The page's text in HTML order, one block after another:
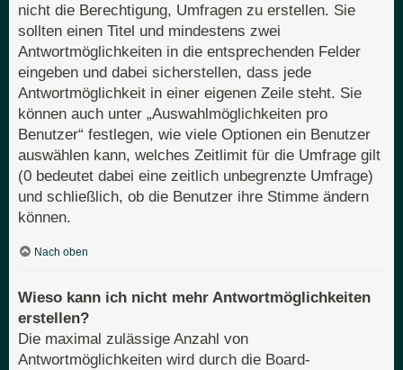
nicht die Berechtigung, Umfragen zu erstellen. Sie
sollten einen Titel und mindestens zwei
Antwortmöglichkeiten in die entsprechenden Felder
eingeben und dabei sicherstellen, dass jede
Antwortmöglichkeit in einer eigenen Zeile steht. Sie
können auch unter „Auswahlmöglichkeiten pro
Benutzer“ festlegen, wie viele Optionen ein Benutzer
auswählen kann, welches Zeitlimit für die Umfrage gilt
(0 bedeutet dabei eine zeitlich unbegrenzte Umfrage)
und schließlich, ob die Benutzer ihre Stimme ändern
können.
Nach oben
Wieso kann ich nicht mehr Antwortmöglichkeiten
erstellen?
Die maximal zulässige Anzahl von
Antwortmöglichkeiten wird durch die Board-